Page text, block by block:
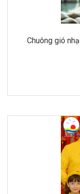
Chuông gió